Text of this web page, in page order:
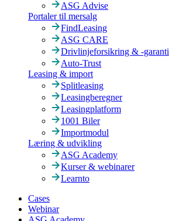
ASG Advise
Portaler til mersalg
FindLeasing
ASG CARE
Drivlinjeforsikring & -garanti
Auto-Trust
Leasing & import
Splitleasing
Leasingberegner
Leasingplatform
1001 Biler
Importmodul
Læring & udvikling
ASG Academy
Kurser & webinarer
Learnto
Cases
Webinar